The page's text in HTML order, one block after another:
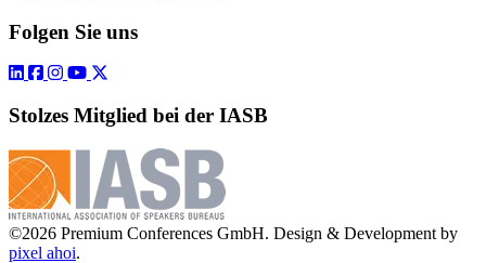
Folgen Sie uns
Stolzes Mitglied bei der IASB
©2026 Premium Conferences GmbH. Design & Development by
pixel ahoi.